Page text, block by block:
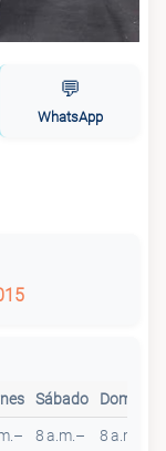
💬
WhatsApp
Sábado Domingo
8 a.m.–
8 a.m.–